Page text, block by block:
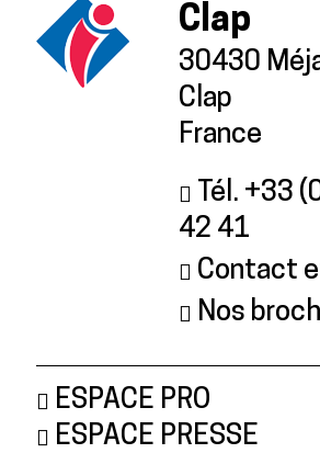
Clap
30430
Clap
France
Tél. +33
42 41
Contact
Nos
ESPACE PRO
ESPACE PRESSE